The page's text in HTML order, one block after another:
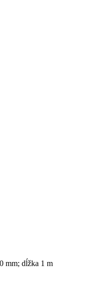
mm; dĺžka 1 m